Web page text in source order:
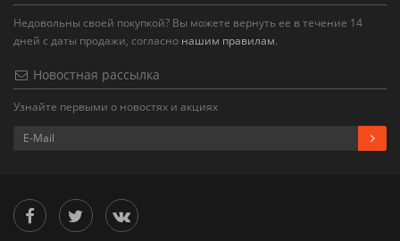
Недовольны своей покупкой? Вы можете вернуть ее в течение 14
дней с даты продажи, согласно нашим правилам.
Новостная рассылка
Узнайте первыми о новостях и акциях